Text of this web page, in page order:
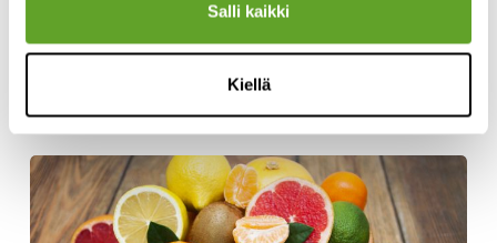
Salli kaikki
Kiellä
Tehkää tehtävä Hedelmien kemiaa, ja mitatkaa hedelmien
pH-pitoisuuksia sekä maistamalla arvioiden että pH-